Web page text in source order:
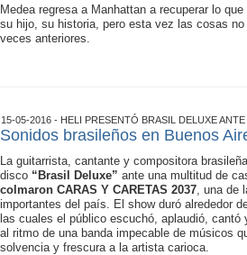
Medea regresa a Manhattan a recuperar lo
su hijo, su historia, pero esta vez las cosas
veces anteriores.
15-05-2016 - HELI PRESENTÓ BRASIL DELUXE ANTE
Sonidos brasileños en Buenos
La guitarrista, cantante y compositora
disco “Brasil Deluxe” ante una multitud de
colmaron CARAS Y CARETAS 2037, una de
importantes del país. El show duró alrededor
las cuales el público escuchó, aplaudió, cantó
al ritmo de una banda impecable de músicos
solvencia y frescura a la artista carioca.